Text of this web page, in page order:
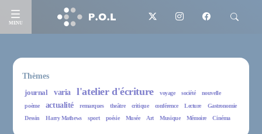
MENU
Thèmes
journal
varia l'atelier d'écriture voyage société
nouvelle
poème
actualité remarques theâtre critique conférence Lecture
Gastronomie
Dessin
Harry Mathews sport poésie Musée Art Musique Mémoire Cinéma